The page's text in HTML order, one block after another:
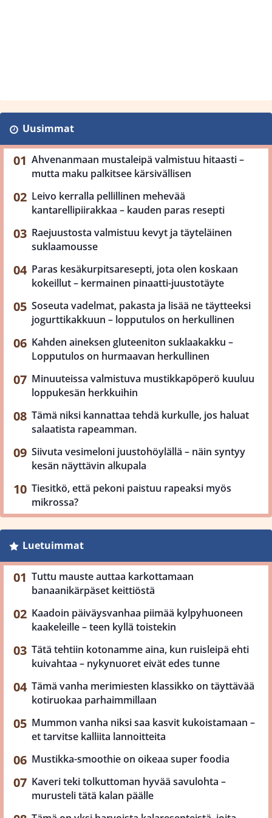
Uusimmat
Ahvenanmaan mustaleipä valmistuu hitaasti –
mutta maku palkitsee kärsivällisen
Leivo kerralla pellillinen mehevää
kantarellipiirakkaa – kauden paras resepti
Raejuustosta valmistuu kevyt ja täyteläinen
suklaamousse
Paras kesäkurpitsaresepti, jota olen koskaan
kokeillut – kermainen pinaatti-juustotäyte
Soseuta vadelmat, pakasta ja lisää ne täytteeksi
jogurttikakkuun – lopputulos on herkullinen
Kahden aineksen gluteeniton suklaakakku –
Lopputulos on hurmaavan herkullinen
Minuuteissa valmistuva mustikkapöperö kuuluu
loppukesän herkkuihin
Tämä niksi kannattaa tehdä kurkulle, jos haluat
salaatista rapeamman.
Siivuta vesimeloni juustohöylällä – näin syntyy
kesän näyttävin alkupala
Tiesitkö, että pekoni paistuu rapeaksi myös
mikrossa?
Luetuimmat
Tuttu mauste auttaa karkottamaan
banaanikärpäset keittiöstä
Kaadoin päiväysvanhaa piimää kylpyhuoneen
kaakeleille – teen kyllä toistekin
Tätä tehtiin kotonamme aina, kun ruisleipä ehti
kuivahtaa – nykynuoret eivät edes tunne
Tämä vanha merimiesten klassikko on täyttävää
kotiruokaa parhaimmillaan
Mummon vanha niksi saa kasvit kukoistamaan –
et tarvitse kalliita lannoitteita
Mustikka-smoothie on oikeaa super foodia
Kaveri teki tolkuttoman hyvää savulohta –
murusteli tätä kalan päälle